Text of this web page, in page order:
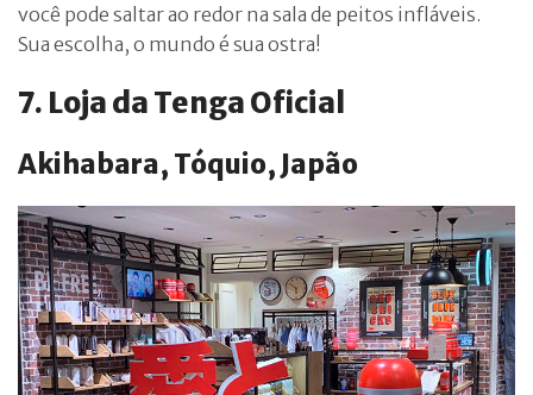
você pode saltar ao redor na sala de peitos infláveis.
Sua escolha, o mundo é sua ostra!
7. Loja da Tenga Oficial
Akihabara, Tóquio, Japão